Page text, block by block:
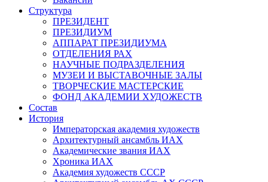
Структура
ПРЕЗИДЕНТ
ПРЕЗИДИУМ
АППАРАТ ПРЕЗИДИУМА
ОТДЕЛЕНИЯ РАХ
НАУЧНЫЕ ПОДРАЗДЕЛЕНИЯ
МУЗЕИ И ВЫСТАВОЧНЫЕ ЗАЛЫ
ТВОРЧЕСКИЕ МАСТЕРСКИЕ
ФОНД АКАДЕМИИ ХУДОЖЕСТВ
Состав
История
Императорская академия художеств
Архитектурный ансамбль ИАХ
Академические звания ИАХ
Хроника ИАХ
Академия художеств СССР